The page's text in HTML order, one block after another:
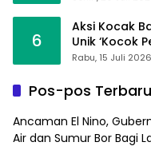
6
Aksi Kocak
Unik ‘Kocok
Alfamart,
Rabu, 15 Juli
Pos-pos Terbaru
Ancaman El Nino,
Air dan Sumur Bor Bagi